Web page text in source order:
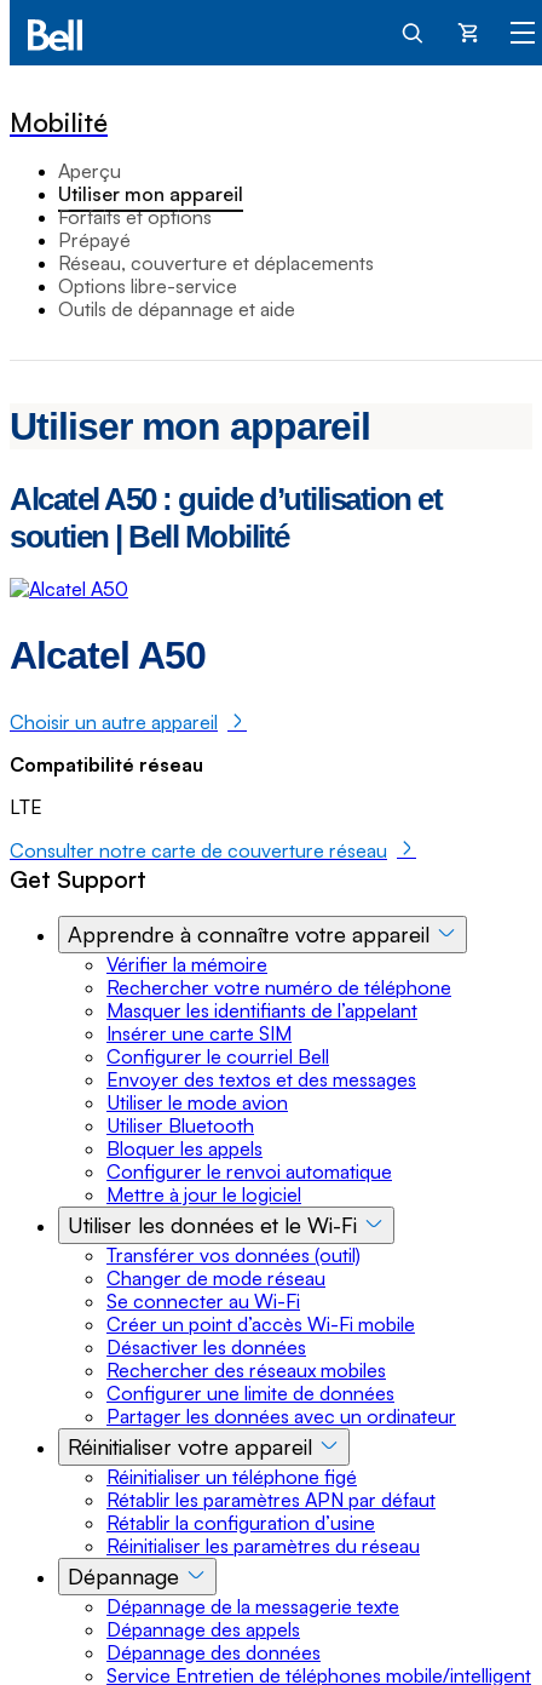
Panier
Mobilité
Aperçu
Utiliser mon appareil
Forfaits et options
Prépayé
Réseau, couverture et déplacements
Options libre-service
Outils de dépannage et aide
Utiliser mon appareil
Alcatel A50 : guide d’utilisation et
soutien | Bell Mobilité
Alcatel A50
Choisir un autre appareil
Compatibilité réseau
LTE
Consulter notre carte de couverture réseau
Get Support
Apprendre à connaître votre appareil
Vérifier la mémoire
Rechercher votre numéro de téléphone
Masquer les identifiants de l’appelant
Insérer une carte SIM
Configurer le courriel Bell
Envoyer des textos et des messages
Utiliser le mode avion
Utiliser Bluetooth
Bloquer les appels
Configurer le renvoi automatique
Mettre à jour le logiciel
Utiliser les données et le Wi-Fi
Transférer vos données (outil)
Changer de mode réseau
Se connecter au Wi-Fi
Créer un point d’accès Wi-Fi mobile
Désactiver les données
Rechercher des réseaux mobiles
Configurer une limite de données
Partager les données avec un ordinateur
Réinitialiser votre appareil
Réinitialiser un téléphone figé
Rétablir les paramètres APN par défaut
Rétablir la configuration d’usine
Réinitialiser les paramètres du réseau
Dépannage
Dépannage de la messagerie texte
Dépannage des appels
Dépannage des données
Service Entretien de téléphones mobile/intelligent